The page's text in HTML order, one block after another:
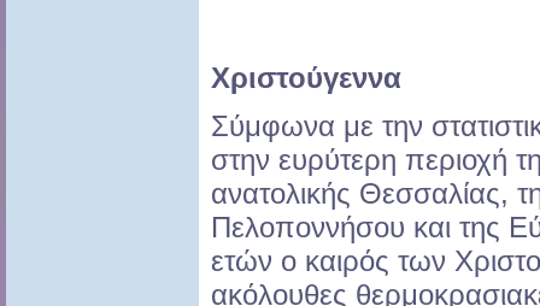
Χριστούγεννα
Σύμφωνα με την
στην ευρύτερη περιοχή
ανατολικής Θεσσαλίας,
Πελοποννήσου και της
ετών ο καιρός των
ακόλουθες